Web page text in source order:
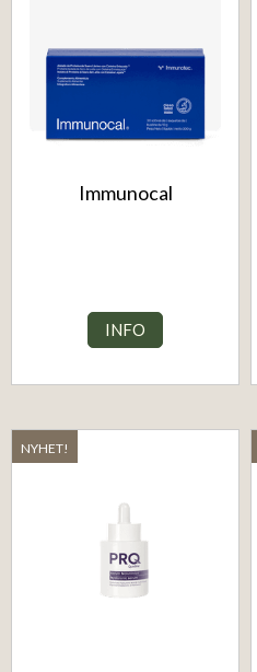
Immunocal
INFO
NYHET!